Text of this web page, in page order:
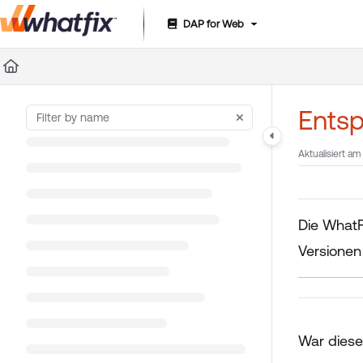
Documentation Index
Fetch the complete documentation index at:
DAP for Web
Aktualisiert am
Die
War